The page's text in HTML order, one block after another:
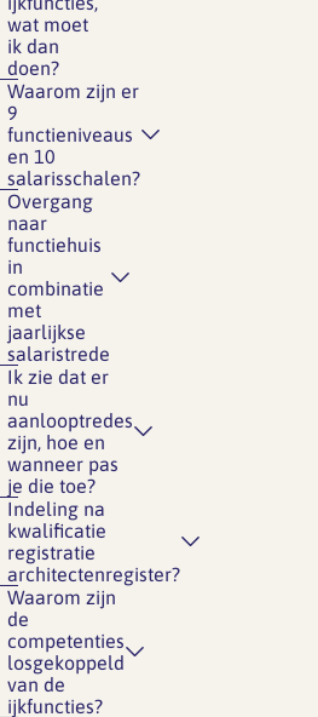
wat moet
ik dan
doen?
Waarom zijn er
9
functieniveaus
en 10
salarisschalen?
Overgang
naar
functiehuis
in
combinatie
met
jaarlijkse
salaristrede
Ik zie dat er
nu
aanlooptredes
zijn, hoe en
wanneer pas
je die toe?
Indeling na
kwalificatie
registratie
architectenregister?
Waarom zijn
de
competenties
losgekoppeld
van de
ijkfuncties?